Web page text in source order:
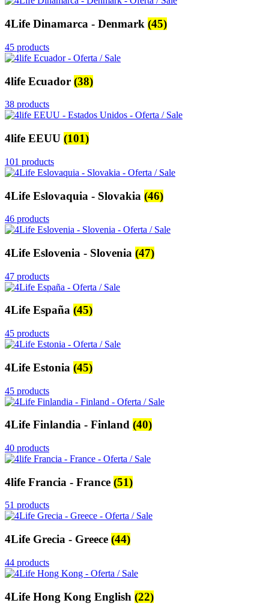
4Life Dinamarca - Denmark (45)
45 products
4life Ecuador (38)
38 products
4life EEUU (101)
101 products
4Life Eslovaquia - Slovakia (46)
46 products
4Life Eslovenia - Slovenia (47)
47 products
4Life España (45)
45 products
4Life Estonia (45)
45 products
4Life Finlandia - Finland (40)
40 products
4life Francia - France (51)
51 products
4Life Grecia - Greece (44)
44 products
4Life Hong Kong English (22)